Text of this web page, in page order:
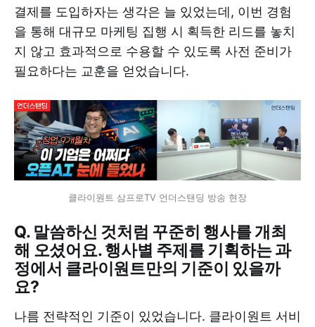
결제를 도입하자는 생각은 늘 있었는데, 이번 경험
을 통해 대규모 마케팅 집행 시 획득한 리드를 놓치
지 않고 효과적으로 수용할 수 있도록 사전 준비가
필요하다는 교훈을 얻었습니다.
클라이원트 삼프로TV 언더스탠딩 방송 현장
Q. 말씀하신 것처럼 꾸준히 행사를 개최
해 오셨어요. 행사별 주제를 기획하는 과
정에서 클라이원트만의 기준이 있을까
요?
나름 전략적인 기준이 있었습니다. 클라이원트 서비